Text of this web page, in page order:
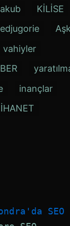
KİLİSE
vahiyler
inançlar
İHANET
SEO